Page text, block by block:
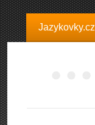
Jazykovky.cz